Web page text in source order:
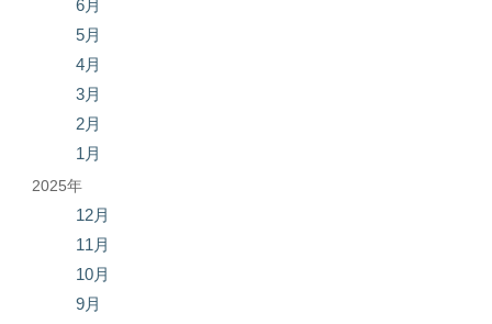
6月
5月
4月
3月
2月
1月
2025年
12月
11月
10月
9月